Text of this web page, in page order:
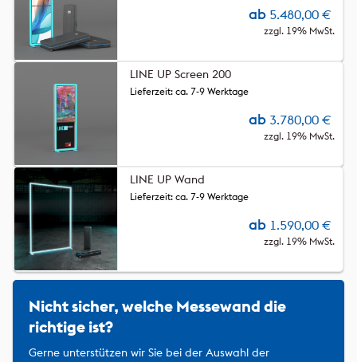
ab 5.480,00 €
zzgl. 19% MwSt.
LINE UP Screen 200
ab 3.780,00 €
zzgl. 19% MwSt.
Lieferzeit: ca. 7-9 Werktage
LINE UP Wand
ab 1.590,00 €
zzgl. 19% MwSt.
Lieferzeit: ca. 7-9 Werktage
Nicht sicher, welche Messewand die
richtige ist?
Gerne unterstützen wir Sie bei der Auswahl der